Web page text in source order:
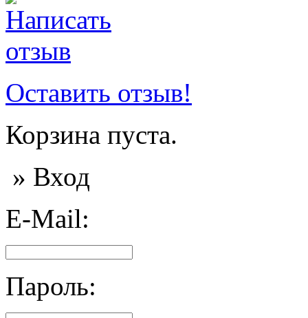
Оставить отзыв!
Корзина пуста.
» Вход
E-Mail:
Пароль: